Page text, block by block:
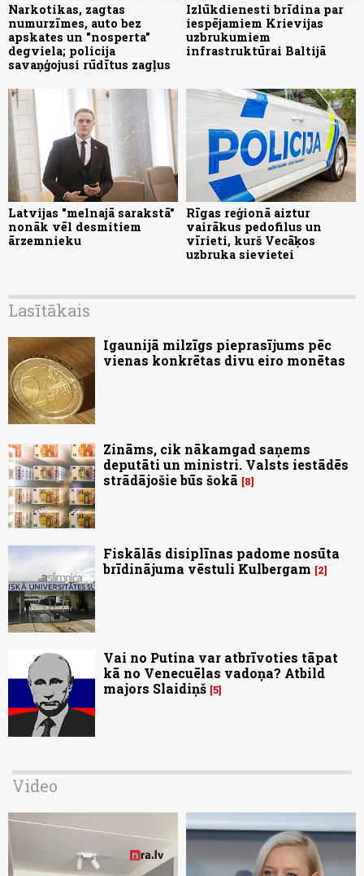
Narkotikas, zagtas
numurzīmes, auto bez
apskates un "nosperta"
degviela; policija
savaņģojusi rūdītus zagļus
Izlūkdienesti brīdina par
iespējamiem Krievijas
uzbrukumiem
infrastruktūrai Baltijā
Latvijas "melnajā sarakstā"
nonāk vēl desmitiem
ārzemnieku
Rīgas reģionā aiztur
vairākus pedofilus un
vīrieti, kurš Vecāķos
uzbruka sievietei
Lasītākais
Igaunijā milzīgs pieprasījums pēc
vienas konkrētas divu eiro monētas
Zināms, cik nākamgad saņems
deputāti un ministri. Valsts iestādēs
strādājošie būs šokā
8
Fiskālās disiplīnas padome nosūta
brīdinājuma vēstuli Kulbergam
2
Vai no Putina var atbrīvoties tāpat
kā no Venecuēlas vadoņa? Atbild
majors Slaidiņš 5
Video